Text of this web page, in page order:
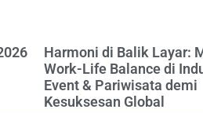
Harmoni di Balik Layar:
Work-Life Balance di
Event & Pariwisata demi
Kesuksesan Global